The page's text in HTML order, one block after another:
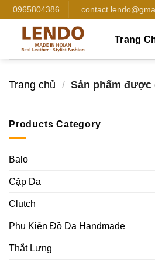
qua
0965804386
Trang
Trang chủ / Sản phẩm được
Products Category
Balo
Cặp Da
Clutch
Phụ Kiện Đồ Da Handmade
Thắt Lưng